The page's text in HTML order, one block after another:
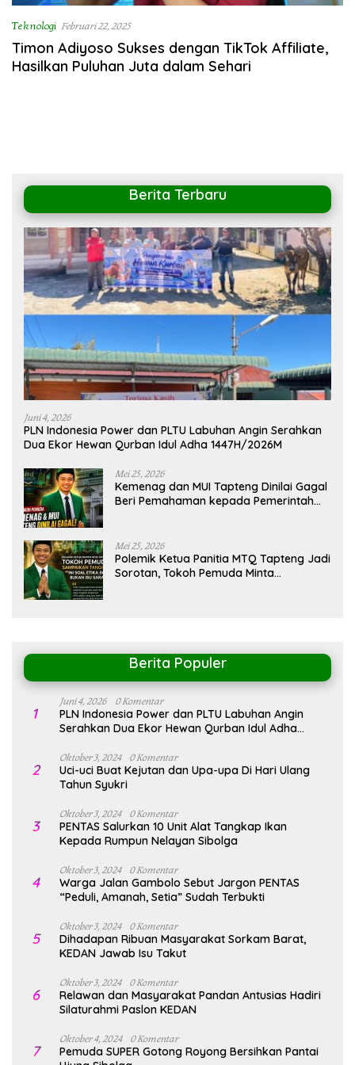
Teknologi Februari 22, 2025
Timon Adiyoso Sukses dengan TikTok Affiliate,
Hasilkan Puluhan Juta dalam Sehari
Berita Terbaru
Juni 4, 2026
PLN Indonesia Power dan PLTU Labuhan Angin Serahkan
Dua Ekor Hewan Qurban Idul Adha 1447H/2026M
Mei 25, 2026
Kemenag dan MUI Tapteng Dinilai Gagal
Beri Pemahaman kepada Pemerintah
Mei 25, 2026
Polemik Ketua Panitia MTQ Tapteng Jadi
Sorotan, Tokoh Pemuda Minta
Berita Populer
1
Juni 4, 2026 0 Komentar
PLN Indonesia Power dan PLTU Labuhan Angin
Serahkan Dua Ekor Hewan Qurban Idul Adha
2
Oktober 3, 2024 0 Komentar
Uci-uci Buat Kejutan dan Upa-upa Di Hari Ulang
Tahun Syukri
3
Oktober 3, 2024 0 Komentar
PENTAS Salurkan 10 Unit Alat Tangkap Ikan
Kepada Rumpun Nelayan Sibolga
4
Oktober 3, 2024 0 Komentar
Warga Jalan Gambolo Sebut Jargon PENTAS
“Peduli, Amanah, Setia” Sudah Terbukti
5
Oktober 3, 2024 0 Komentar
Dihadapan Ribuan Masyarakat Sorkam Barat,
KEDAN Jawab Isu Takut
6
Oktober 3, 2024 0 Komentar
Relawan dan Masyarakat Pandan Antusias Hadiri
Silaturahmi Paslon KEDAN
7
Oktober 4, 2024 0 Komentar
Pemuda SUPER Gotong Royong Bersihkan Pantai